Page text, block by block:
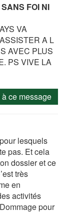
FOI NI
VA
A L
AVEC PLUS
PS VIVE LA
ce message
lesquels
pas. Et cela
dossier et ce
très
en
activités
pour